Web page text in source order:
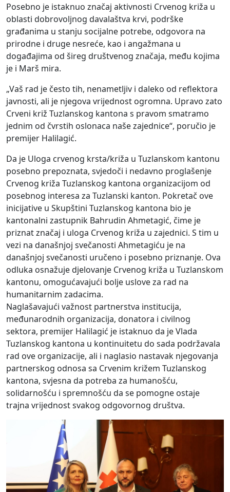
Posebno je istaknuo značaj aktivnosti Crvenog križa u
oblasti dobrovoljnog davalaštva krvi, podrške
građanima u stanju socijalne potrebe, odgovora na
prirodne i druge nesreće, kao i angažmana u
događajima od šireg društvenog značaja, među kojima
je i Marš mira.
„Vaš rad je često tih, nenametljiv i daleko od reflektora
javnosti, ali je njegova vrijednost ogromna. Upravo zato
Crveni križ Tuzlanskog kantona s pravom smatramo
jednim od čvrstih oslonaca naše zajednice“, poručio je
premijer Halilagić.
Da je Uloga crvenog krsta/križa u Tuzlanskom kantonu
posebno prepoznata, svjedoči i nedavno proglašenje
Crvenog križa Tuzlanskog kantona organizacijom od
posebnog interesa za Tuzlanski kanton. Pokretač ove
inicijative u Skupštini Tuzlanskog kantona bio je
kantonalni zastupnik Bahrudin Ahmetagić, čime je
priznat značaj i uloga Crvenog križa u zajednici. S tim u
vezi na današnjoj svečanosti Ahmetagiću je na
današnjoj svečanosti uručeno i posebno priznanje. Ova
odluka osnažuje djelovanje Crvenog križa u Tuzlanskom
kantonu, omogućavajući bolje uslove za rad na
humanitarnim zadacima.
Naglašavajući važnost partnerstva institucija,
međunarodnih organizacija, donatora i civilnog
sektora, premijer Halilagić je istaknuo da je Vlada
Tuzlanskog kantona u kontinuitetu do sada podržavala
rad ove organizacije, ali i naglasio nastavak njegovanja
partnerskog odnosa sa Crvenim križem Tuzlanskog
kantona, svjesna da potreba za humanošću,
solidarnošću i spremnošću da se pomogne ostaje
trajna vrijednost svakog odgovornog društva.